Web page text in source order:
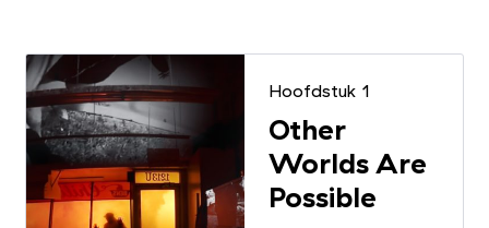
Hoofdstuk 1
Other
Worlds Are
Possible